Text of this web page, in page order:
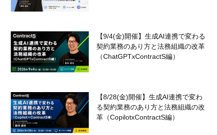
【9/4(金)開催】生成AI連携で変わる
契約業務のあり方と法務組織の改革
（ChatGPTxContractS編）
【8/28(金)開催】生成AI連携で変わ
る契約業務のあり方と法務組織の改
革（CopilotxContractS編）